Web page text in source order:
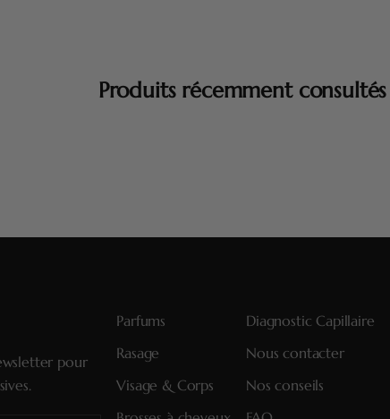
Produits récemment consultés
pour
Parfums
Rasage
Visage & Corps
Diagnostic Capillaire
Nous contacter
Nos conseils